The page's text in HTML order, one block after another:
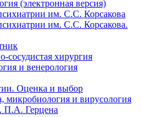
(электронная версия)
им. С.С. Корсакова
им. С.С. Корсакова.
сосудистая хирургия
и венерология
Оценка и выбор
микробиология и вирусология
П.А. Герцена